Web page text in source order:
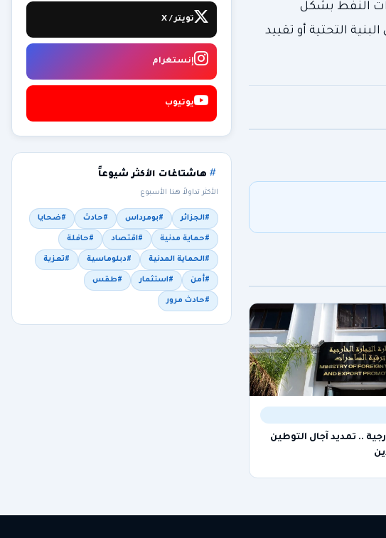
النفط بشكل
هجمات على البنية التحتية أو تقييد
.. تمديد آجال التوطين
تويتر / X
إنستغرام
يوتيوب
هاشتاغات الأكثر شيوعاً
الأكثر تداولاً هذا الأسبوع
#الجزائر #بومرداس #حادث #ضحايا
#حماية مدنية #اقتصاد #حافلة
#الحماية المدنية #دبلوماسية #تعزية
#أمن #استثمار #طقس
#حادث مرور